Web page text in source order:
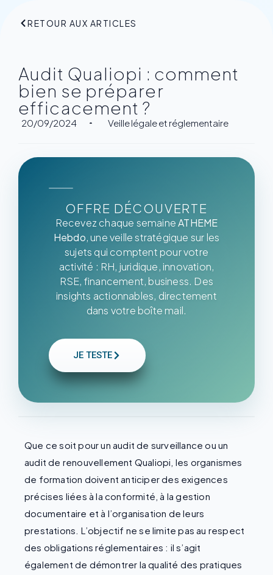
RETOUR AUX ARTICLES
Audit Qualiopi : comment
bien se préparer
efficacement ?
20/09/2024 Veille légale et réglementaire
OFFRE DÉCOUVERTE
Recevez chaque semaineATHEME
Hebdo, une veille stratégique sur les
sujets qui comptent pour votre
activité : RH, juridique, innovation,
RSE, financement, business. Des
insights actionnables, directement
dans votre boîte mail.
JE TESTE
Que ce soit pour un audit de surveillance ou un
audit de renouvellement Qualiopi, les organismes
de formation doivent anticiper des exigences
précises liées à la conformité, à la gestion
documentaire et à l’organisation de leurs
prestations. L’objectif ne se limite pas au respect
des obligations réglementaires : il s’agit
également de démontrer la qualité des pratiques